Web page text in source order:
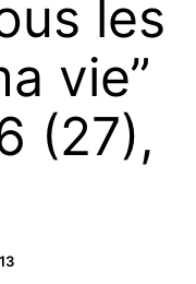
les
vie”
(27),